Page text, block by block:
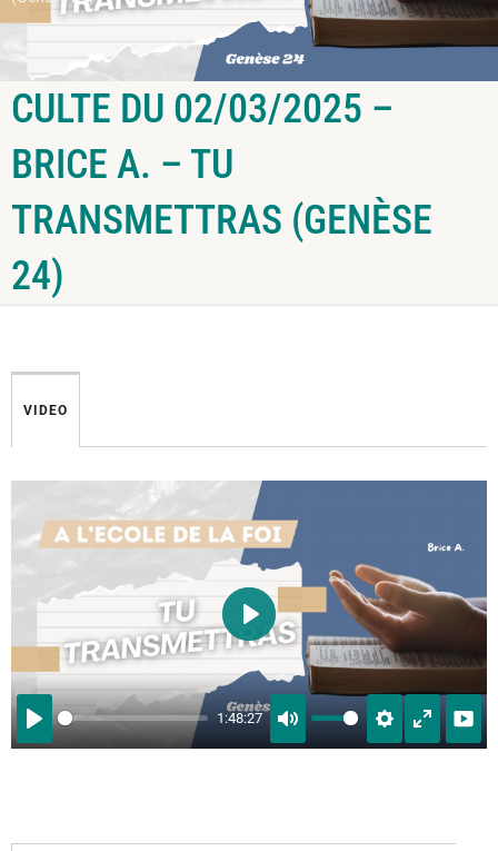
CULTE DU 02/03/2025 –
BRICE A. – TU
TRANSMETTRAS (GENÈSE
24)
VIDEO
PLAY
1:48:27
MUTE SETTINGSENTER
PLAY